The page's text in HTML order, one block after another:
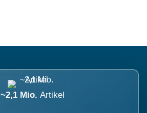
~2,1 Mio. Artikel